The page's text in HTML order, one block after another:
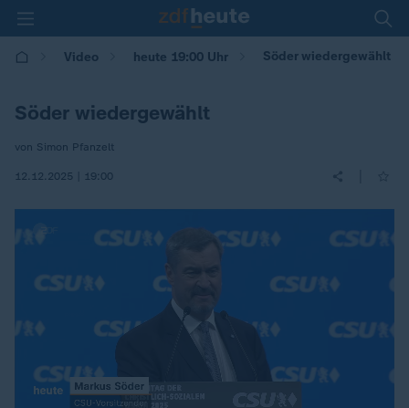
Video heute 19:00 Uhr Söder wiedergewählt
Söder wiedergewählt
von Simon Pfanzelt
12.12.2025 | 19:00